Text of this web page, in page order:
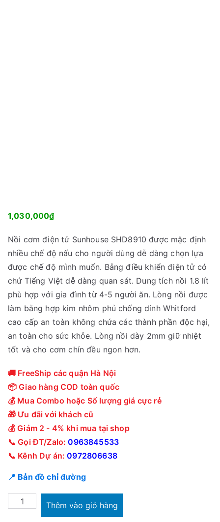
1,030,000₫
Nồi cơm điện tử Sunhouse SHD8910 được mặc định
nhiều chế độ nấu cho người dùng dễ dàng chọn lựa
được chế độ mình muốn. Bảng điều khiển điện tử có
chứ Tiếng Việt dễ dàng quan sát. Dung tích nồi 1.8 lít
phù hợp với gia đình từ 4-5 người ăn. Lòng nồi được
làm bằng hợp kim nhôm phủ chống dính Whitford
cao cấp an toàn không chứa các thành phần độc hại,
an toàn cho sức khỏe. Lòng nồi dày 2mm giữ nhiệt
tốt và cho cơm chín đều ngon hơn.
🚚 FreeShip các quận Hà Nội
📦 Giao hàng COD toàn quốc
💰 Mua Combo hoặc Số lượng giá cực rẻ
🎁 Ưu đãi với khách cũ
💰 Giảm 2 - 4% khi mua tại shop
📞 Gọi ĐT/Zalo:0963845533
📞 Kênh Dự án:0972806638
📍 Bản đồ chỉ đường
Thêm vào giỏ hàng